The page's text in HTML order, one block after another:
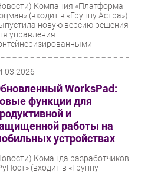
Компания «Платформа
(входит в «Группу Астра»)
новую версию решения
управления
WorksPad:
функции для
и
работы на
устройствах
Команда разработчиков
(входит в «Группу